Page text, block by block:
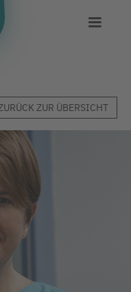
ZUR ÜBERSICHT